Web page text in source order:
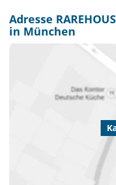
Adresse
in München